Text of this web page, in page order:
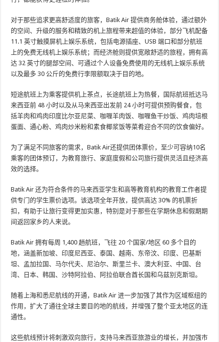
对于那些追求更高舒适度的旅客，Batik Air 提供商务舱体验，通过额外
的空间、升级的服务和精致的机上旅程带来超值的体验，部分飞机配备
11.1 英寸触摸屏机上娱乐系统，包括电源插座、USB 端口和部分航班
上的免费无线机上娱乐系统；而经济舱则提供宽敞舒适的旅程，拥有高
达 32 英寸的腿部空间、可通过个人设备免费使用的无线机上娱乐系统
以及最多 30 公斤的免费行李限额取决于目的地。
短途航班上为乘客提供机上茶点，长途航班上为热餐，国际航班抵达马
来西亚前 48 小时以及从马来西亚出发前 24 小时可提供预购餐食，包
括羊肉和鸡肉印度比尔亚尼菜、咖喱羊肉饭、咖喱鱼干炒饭、鸡肉培根
蛋面、通心粉、鸡肉炒米粉和素食椰浆饭等菜肴迎合不同的饮食偏好。
为了满足不同旅客的需求，Batik Air还提供团体票价，至少可容纳10名
乘客的团体预订，为教育旅行、家庭度假和公司旅行提供灵活且经济高
效的选择。
Batik Air 还为符合条件的马来西亚学生和高等教育机构的教育工作者提
供专门的学生票价选项。该选项全年开放，提供高达 30% 的机票折
扣，有助于让旅行变得更加实惠，特别是对于那些在学期休息和假期期
间返回家乡的人来说。
Batik Air 拥有每周 1,400 趟航班，飞往 20 个国家/地区 60 多个目的
地，涵盖新加坡、印度尼西亚、泰国、越南、东帝汶、印度、巴基斯
坦、孟加拉国、马尔代夫、尼泊尔、斯里兰卡、澳大利亚、中国、台
湾、日本、韩国、沙特阿拉伯、阿拉伯联合酋长国和乌兹别克斯坦。
随着上海和悉尼航线的开通，Batik Air 进一步加强了其作为区域枢纽的
作用，扩大了通往全球主要目的地的航线，并增强了整个亚太地区的连
通性。
这些航线预计将刺激双向旅行，支持马来西亚旅游业的增长，并加强市